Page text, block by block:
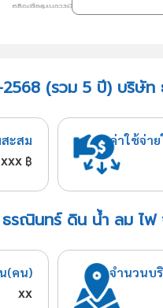
(รวม 5 ปี) บริษั
ะสม
฿
ค่าใช้จ่า
รณินทร์ ดิน น้ำ ลม ไฟ
(คน)
xx
จำนวนบ